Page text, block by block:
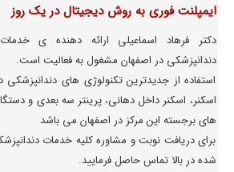
ایمپلنت فوری به روش دیجیتال در یک روز
دکتر فرهاد اسماعیلی ارائه دهنده ی
دندانپزشکی در اصفهان مشغول به فعالیت است.
استفاده از جدیدترین تکنولوژی های
های برجسته این مرکز در اصفهان می باشد
برای دریافت نوبت و مشاوره کلیه خدمات
شده در بالا تماس حاصل فرمایید.